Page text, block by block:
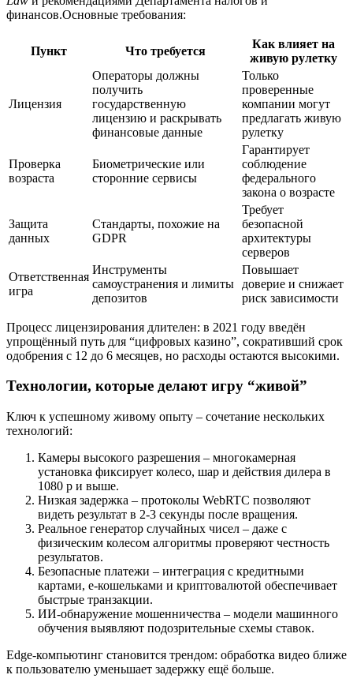
финансов.Основные требования:
Пункт Что требуется
Как влияет на
живую рулетку
Лицензия
Операторы должны
получить
государственную
лицензию и раскрывать
финансовые данные
Только
проверенные
компании могут
предлагать живую
рулетку
Проверка
возраста
Биометрические или
сторонние сервисы
Гарантирует
соблюдение
федерального
закона о возрасте
Защита
данных
Стандарты, похожие на
GDPR
Требует
безопасной
архитектуры
серверов
Ответственная
игра
Инструменты
самоустранения и лимиты
депозитов
Повышает
доверие и снижает
риск зависимости
Процесс лицензирования длителен: в 2021 году введён
упрощённый путь для “цифровых казино”, сокративший срок
одобрения с 12 до 6 месяцев, но расходы остаются высокими.
Технологии, которые делают игру “живой”
Ключ к успешному живому опыту – сочетание нескольких
технологий:
Камеры высокого разрешения – многокамерная
установка фиксирует колесо, шар и действия дилера в
1080 p и выше.
Низкая задержка – протоколы WebRTC позволяют
видеть результат в 2-3 секунды после вращения.
Реальное генератор случайных чисел – даже с
физическим колесом алгоритмы проверяют честность
результатов.
Безопасные платежи – интеграция с кредитными
картами, e‑кошельками и криптовалютой обеспечивает
быстрые транзакции.
ИИ‑обнаружение мошенничества – модели машинного
обучения выявляют подозрительные схемы ставок.
Edge‑компьютинг становится трендом: обработка видео ближе
к пользователю уменьшает задержку ещё больше.